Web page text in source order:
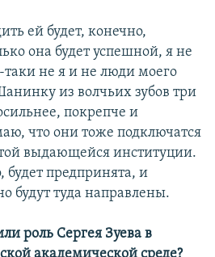
ей будет, конечно,
она будет успешной, я не
таки не я и не люди моего
из волчьих зубов три
покрепче и
что они тоже подключатся
выдающейся институции.
предпринята, и
будут туда направлены.
роль Сергея Зуева в